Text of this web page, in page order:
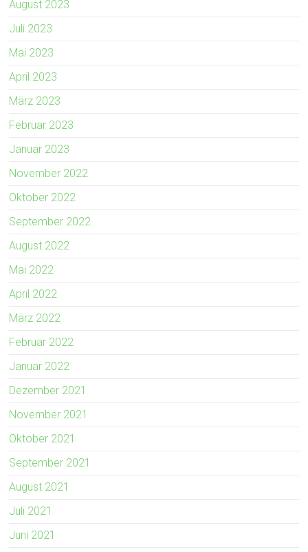
August 2023
Juli 2023
Mai 2023
April 2023
März 2023
Februar 2023
Januar 2023
November 2022
Oktober 2022
September 2022
August 2022
Mai 2022
April 2022
März 2022
Februar 2022
Januar 2022
Dezember 2021
November 2021
Oktober 2021
September 2021
August 2021
Juli 2021
Juni 2021